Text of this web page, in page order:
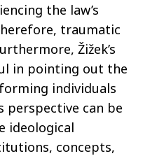
the law’s
traumatic
Žižek’s
in pointing out the
individuals
perspective can be
ideological
concepts,